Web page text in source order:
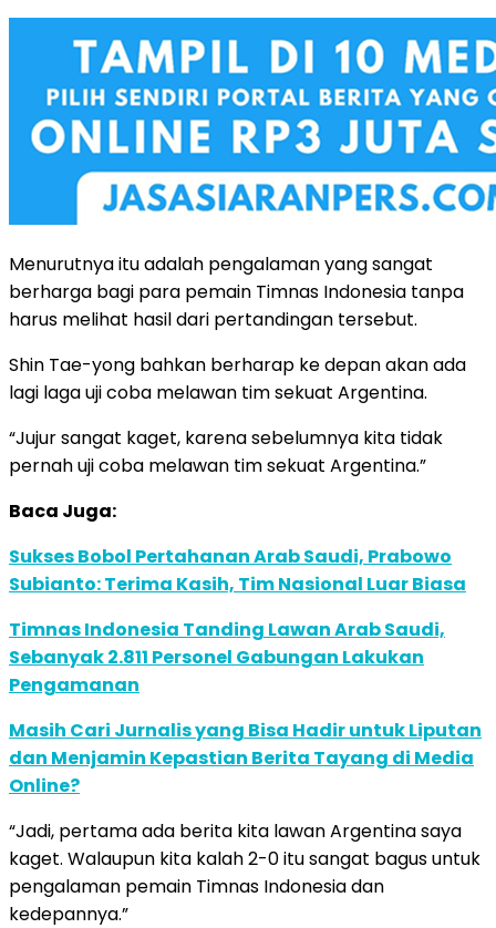
Menurutnya itu adalah pengalaman yang sangat
berharga bagi para pemain Timnas Indonesia tanpa
harus melihat hasil dari pertandingan tersebut.
Shin Tae-yong bahkan berharap ke depan akan ada
lagi laga uji coba melawan tim sekuat Argentina.
“Jujur sangat kaget, karena sebelumnya kita tidak
pernah uji coba melawan tim sekuat Argentina.”
Baca Juga:
Sukses Bobol Pertahanan Arab Saudi, Prabowo
Subianto: Terima Kasih, Tim Nasional Luar Biasa
Timnas Indonesia Tanding Lawan Arab Saudi,
Sebanyak 2.811 Personel Gabungan Lakukan
Pengamanan
Masih Cari Jurnalis yang Bisa Hadir untuk Liputan
dan Menjamin Kepastian Berita Tayang di Media
Online?
“Jadi, pertama ada berita kita lawan Argentina saya
kaget. Walaupun kita kalah 2-0 itu sangat bagus untuk
pengalaman pemain Timnas Indonesia dan
kedepannya.”